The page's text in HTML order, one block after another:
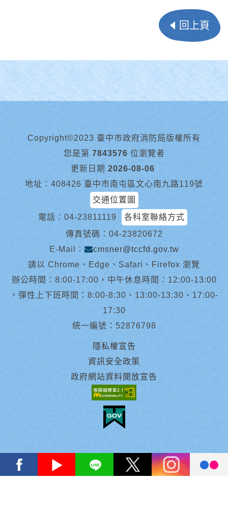
回上頁
Copyright©2023 臺中市政府消防局版權所有
您是第 7843576 位瀏覽者
更新日期 2026-08-06
地址︰408426 臺中市南屯區文心南九路119號
交通位置圖
電話︰ 04-23811119
各科室聯絡方式
傳真號碼：04-23820672
E-Mail︰
cmsner@tccfd.gov.tw
請以 Chrome、Edge、Safari、Firefox 瀏覽
辦公時間：8:00-17:00，中午休息時間：12:00-13:00
，彈性上下班時間：8:00-8:30、13:00-13:30、17:00-
17:30
統一編號：52876798
隱私權宣告
資訊安全政策
政府網站資料開放宣告
facebook youtube Line X instagram